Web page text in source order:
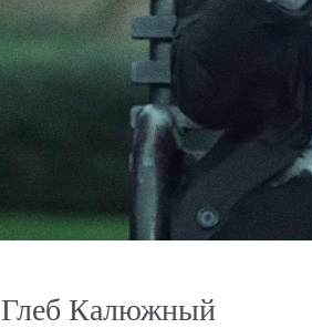
Глеб Калюжный